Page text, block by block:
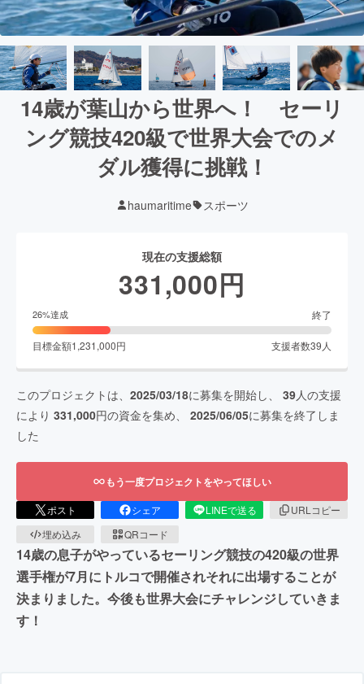
14歳が葉山から世界へ！ セーリ
ング競技420級で世界大会でのメ
ダル獲得に挑戦！
haumaritime スポーツ
現在の支援総額
331,000円
26%達成 終了
目標金額1,231,000円 支援者数39 人
このプロジェクトは、 2025/03/18に募集を開始し、 39人の支援
により 331,000円の資金を集め、 2025/06/05に募集を終了しま
した
もう一度プロジェクトをやってほしい
ポスト シェア LINEで送る
URLコピー
埋め込み
QRコード
14歳の息子がやっているセーリング競技の420級の世界
選手権が7月にトルコで開催されそれに出場することが
決まりました。今後も世界大会にチャレンジしていきま
す！